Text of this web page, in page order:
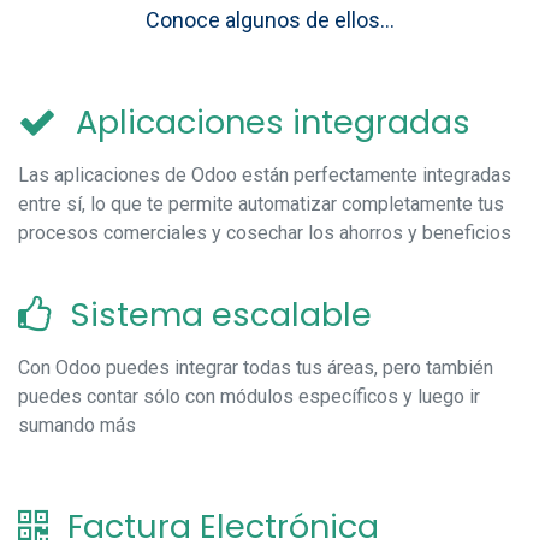
Conoce algunos de ellos...
Aplicaciones integradas
Las aplicaciones de Odoo están perfectamente integradas
entre sí, lo que te permite automatizar completamente tus
procesos comerciales y cosechar los ahorros y beneficios
Sistema escalable
Con Odoo puedes integrar todas tus áreas, pero también
puedes contar sólo con módulos específicos y luego ir
sumando más
Factura Electrónica